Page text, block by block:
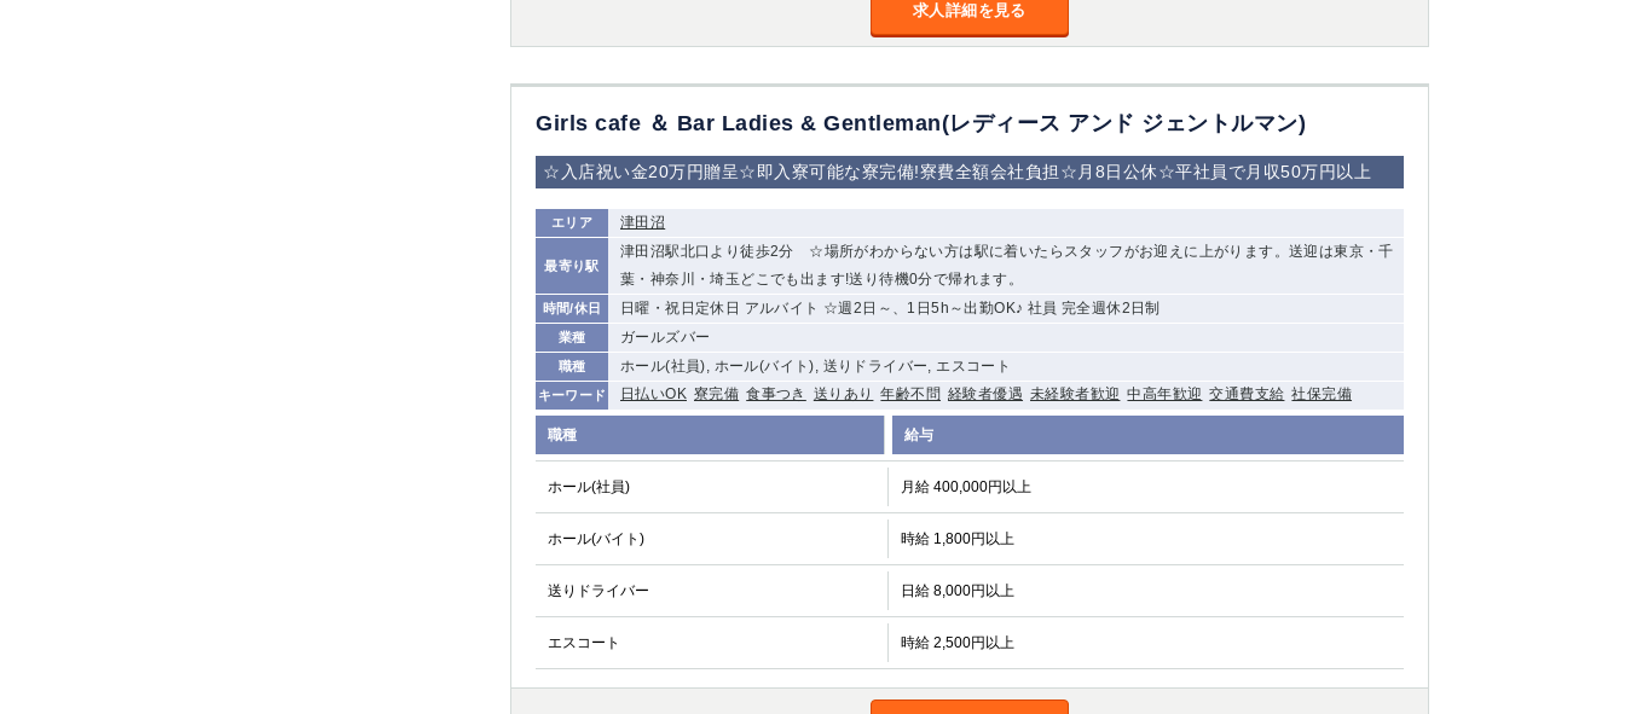
求人詳細を見る
Girls cafe ＆ Bar Ladies & Gentleman(レディース アンド ジェントルマン)
☆入店祝い金20万円贈呈☆即入寮可能な寮完備!寮費全額会社負担☆月8日公休☆平社員で月収50万円以上
エリア 津田沼
最寄り駅
津田沼駅北口より徒歩2分 ☆場所がわからない方は駅に着いたらスタッフがお迎えに上がります。送迎は東京・千
葉・神奈川・埼玉どこでも出ます!送り待機0分で帰れます。
時間/休日 日曜・祝日定休日 アルバイト ☆週2日～、1日5h～出勤OK♪ 社員 完全週休2日制
業種 ガールズバー
職種 ホール(社員), ホール(バイト), 送りドライバー, エスコート
キーワード 日払いOK 寮完備 食事つき 送りあり 年齢不問 経験者優遇 未経験者歓迎 中高年歓迎 交通費支給 社保完備
職種 給与
ホール(社員) 月給 400,000円以上
ホール(バイト) 時給 1,800円以上
送りドライバー 日給 8,000円以上
エスコート 時給 2,500円以上